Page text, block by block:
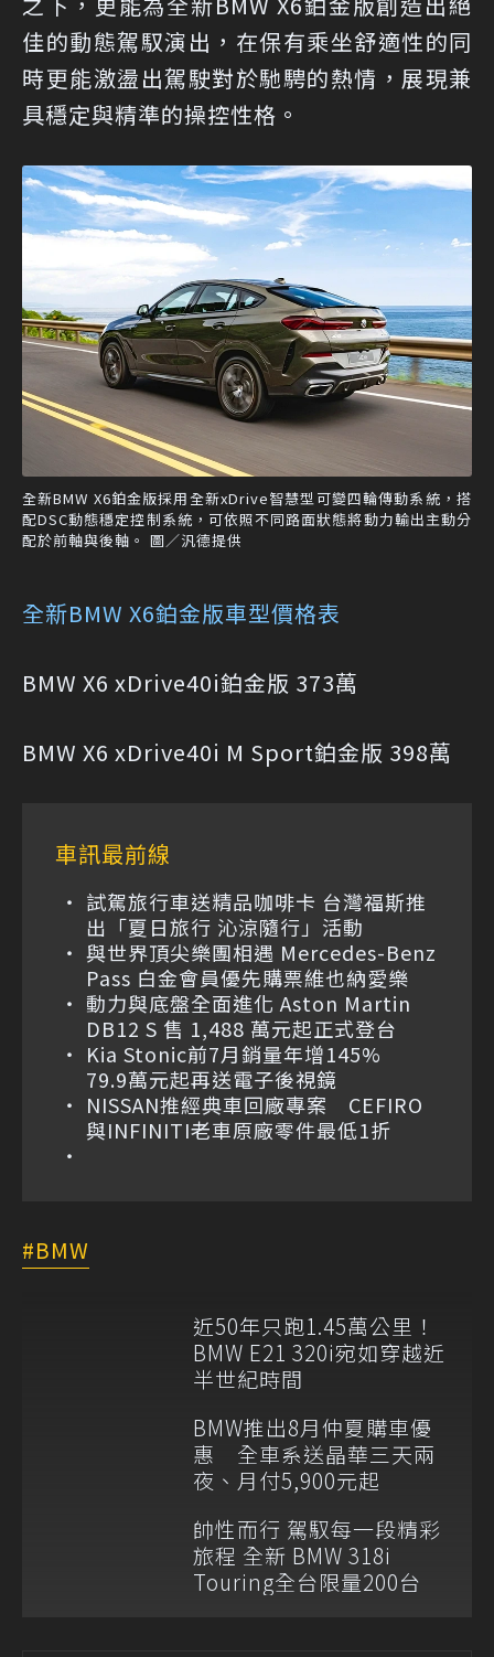
佳的動態駕馭演出，在保有乘坐舒適性的同
時更能激盪出駕駛對於馳騁的熱情，展現兼
具穩定與精準的操控性格。
全新BMW X6鉑金版採用全新xDrive智慧型可變四輪傳動系統，搭
配DSC動態穩定控制系統，可依照不同路面狀態將動力輸出主動分
配於前軸與後軸。 圖／汎德提供
全新BMW X6鉑金版車型價格表
BMW X6 xDrive40i鉑金版 373萬
BMW X6 xDrive40i M Sport鉑金版 398萬
車訊最前線
試駕旅行車送精品咖啡卡 台灣福斯推
出「夏日旅行 沁涼隨行」活動
與世界頂尖樂團相遇 Mercedes-Benz
Pass 白金會員優先購票維也納愛樂
動力與底盤全面進化 Aston Martin
DB12 S 售 1,488 萬元起正式登台
Kia Stonic前7月銷量年增145%
79.9萬元起再送電子後視鏡
NISSAN推經典車回廠專案 CEFIRO
與INFINITI老車原廠零件最低1折
BMW
近50年只跑1.45萬公里！
BMW E21 320i宛如穿越近
半世紀時間
BMW推出8月仲夏購車優
惠 全車系送晶華三天兩
夜、月付5,900元起
帥性而行 駕馭每一段精彩
旅程 全新 BMW 318i
Touring全台限量200台